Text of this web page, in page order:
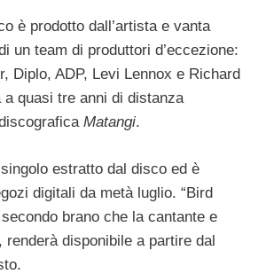
è prodotto dall’artista e vanta
un team di produttori d’eccezione:
Diplo, ADP, Levi Lennox e Richard
a quasi tre anni di distanza
Matangi.
estratto dal disco ed è
digitali da metà luglio. “Bird
brano che la cantante e
renderà disponibile a partire dal